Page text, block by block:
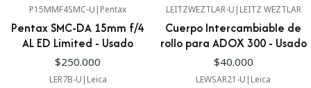
P15MMF4SMC-U | Pentax
Pentax SMC-DA 15mm f/4
AL ED Limited - Usado
$250.000
LEITZWEZTLAR-U | LEITZ WEZTLAR
Cuerpo Intercambiable de
rollo para ADOX 300 - Usado
$40.000
LER7B-U | Leica LEWSAR21-U | Leica